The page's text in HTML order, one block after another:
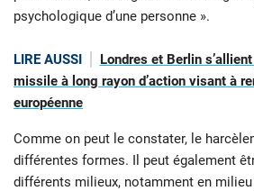
psychologique d’une personne ».
LIRE AUSSI
Londres et Berlin
missile à long rayon d’action visant à
européenne
Comme on peut le constater, le
différentes formes. Il peut également
différents milieux, notamment en